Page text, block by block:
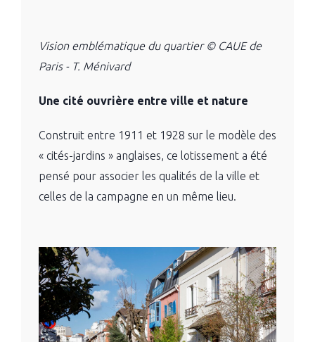
Vision emblématique du quartier © CAUE de
Paris - T. Ménivard
Une cité ouvrière entre ville et nature
Construit entre 1911 et 1928 sur le modèle des
« cités-jardins » anglaises, ce lotissement a été
pensé pour associer les qualités de la ville et
celles de la campagne en un même lieu.